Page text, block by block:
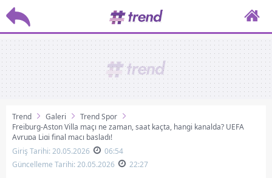
Trend Galeri
Trend Spor
Freiburg-Aston Villa maçı ne zaman, saat kaçta, hangi kanalda? UEFA
Avrupa Ligi final maçı başladı!
Giriş Tarihi: 20.05.2026
06:54
Güncelleme Tarihi: 20.05.2026
22:27